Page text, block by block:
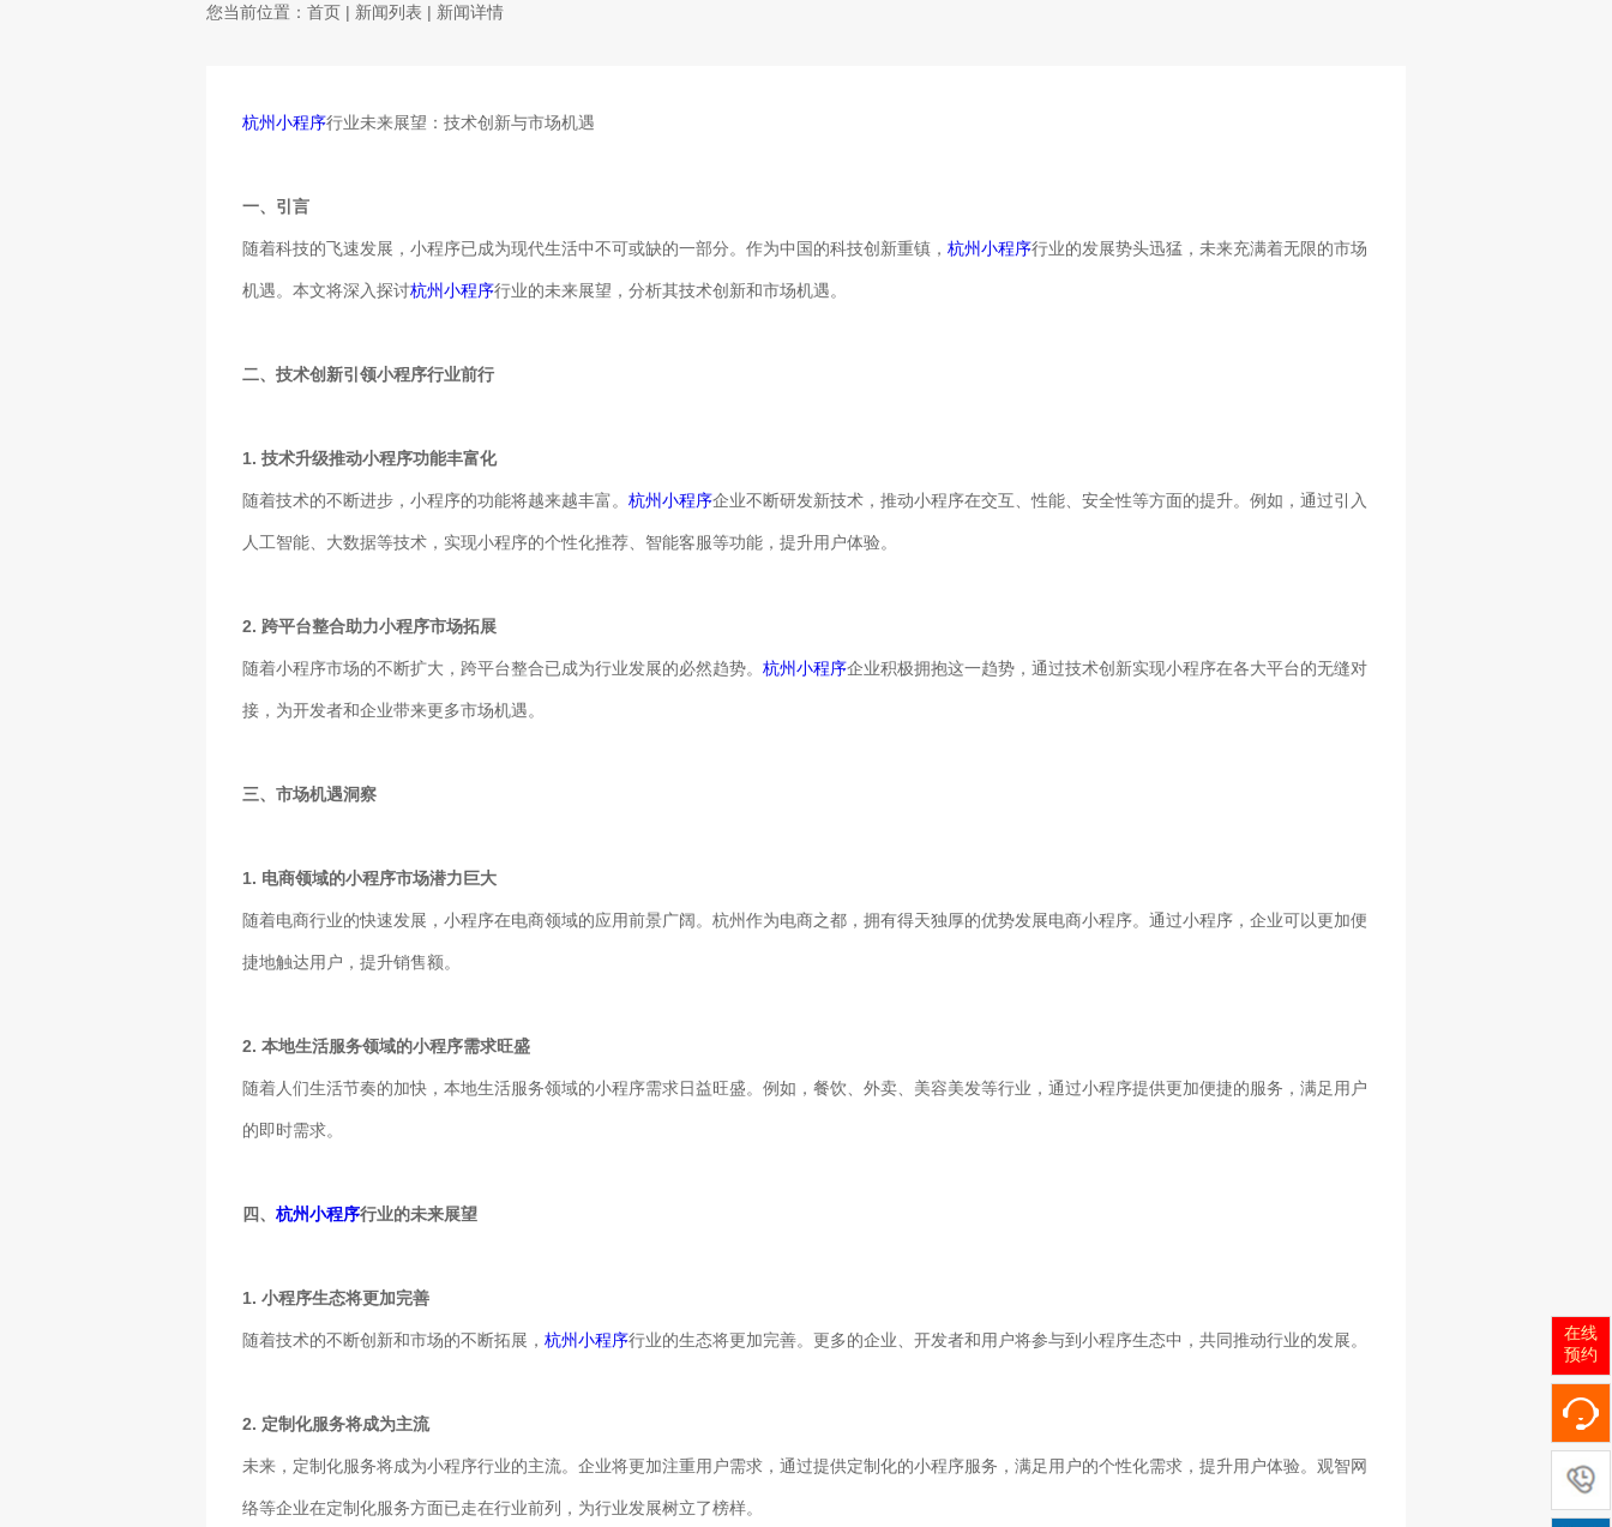
您当前位置： 首页 | 新闻列表 | 新闻详情
杭州小程序行业未来展望：技术创新与市场机遇
一、引言
随着科技的飞速发展，小程序已成为现代生活中不可或缺的一部分。作为中国的科技创新重镇， 杭州小程序行业的发展势头迅猛，未来充满着无限的市场
机遇。本文将深入探讨杭州小程序行业的未来展望，分析其技术创新和市场机遇。
二、技术创新引领小程序行业前行
1. 技术升级推动小程序功能丰富化
随着技术的不断进步，小程序的功能将越来越丰富。 杭州小程序企业不断研发新技术，推动小程序在交互、性能、安全性等方面的提升。例如，通过引入
人工智能、大数据等技术，实现小程序的个性化推荐、智能客服等功能，提升用户体验。
2. 跨平台整合助力小程序市场拓展
随着小程序市场的不断扩大，跨平台整合已成为行业发展的必然趋势。 杭州小程序企业积极拥抱这一趋势，通过技术创新实现小程序在各大平台的无缝对
接，为开发者和企业带来更多市场机遇。
三、市场机遇洞察
1. 电商领域的小程序市场潜力巨大
随着电商行业的快速发展，小程序在电商领域的应用前景广阔。杭州作为电商之都，拥有得天独厚的优势发展电商小程序。通过小程序，企业可以更加便
捷地触达用户，提升销售额。
2. 本地生活服务领域的小程序需求旺盛
随着人们生活节奏的加快，本地生活服务领域的小程序需求日益旺盛。例如，餐饮、外卖、美容美发等行业，通过小程序提供更加便捷的服务，满足用户
的即时需求。
四、 杭州小程序行业的未来展望
1. 小程序生态将更加完善
随着技术的不断创新和市场的不断拓展， 杭州小程序行业的生态将更加完善。更多的企业、开发者和用户将参与到小程序生态中，共同推动行业的发展。
2. 定制化服务将成为主流
未来，定制化服务将成为小程序行业的主流。企业将更加注重用户需求，通过提供定制化的小程序服务，满足用户的个性化需求，提升用户体验。观智网
络等企业在定制化服务方面已走在行业前列，为行业发展树立了榜样。
在线
预约